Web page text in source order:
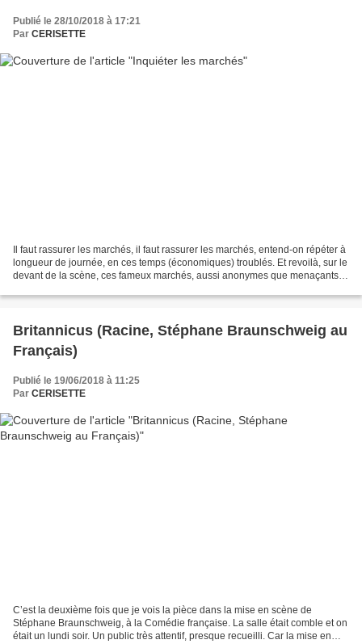
Publié le 28/10/2018 à 17:21
Par CERISETTE
Il faut rassurer les marchés, il faut rassurer les marchés, entend-on répéter à
longueur de journée, en ces temps (économiques) troublés. Et revoilà, sur le
devant de la scène, ces fameux marchés, aussi anonymes que menaçants,
Britannicus (Racine, Stéphane Braunschweig au
Français)
Publié le 19/06/2018 à 11:25
Par CERISETTE
C’est la deuxième fois que je vois la pièce dans la mise en scène de
Stéphane Braunschweig, à la Comédie française. La salle était comble et on
était un lundi soir. Un public très attentif, presque recueilli. Car la mise en